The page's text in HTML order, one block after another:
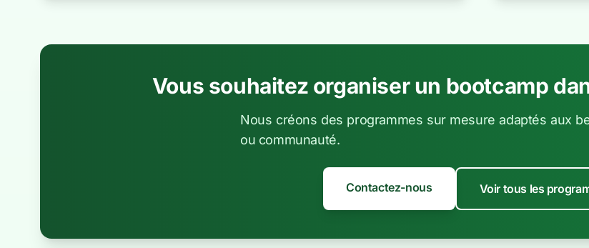
Vous souhaitez organiser un bootcamp
Nous créons des programmes sur mesure adaptés aux
ou communauté.
Contactez-nous Voir tous les